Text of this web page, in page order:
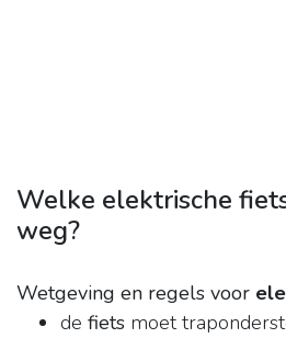
Welke elektrische
weg?
Wetgeving en regels voor
de fiets moet